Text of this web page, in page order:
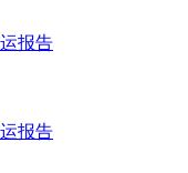
报告
报告